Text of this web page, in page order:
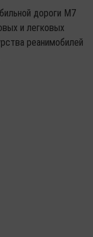
дороги М7
и легковых
реанимобилей